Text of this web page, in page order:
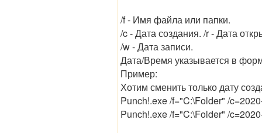
/f - Имя файла или папки.
/c - Дата создания. /r - Дата
/w - Дата записи.
Дата/Время указывается в
Пример:
Хотим сменить только дату
Punch!.exe /f="C:\Folder" /
Punch!.exe /f="C:\Folder" /